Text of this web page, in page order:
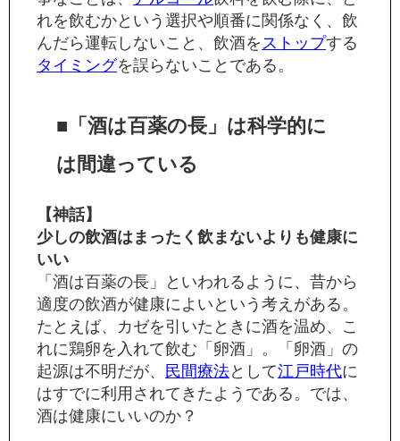
れを飲むかという選択や順番に関係なく、飲
んだら運転しないこと、飲酒をストップする
タイミングを誤らないことである。
■「酒は百薬の長」は科学的に
は間違っている
【神話】
少しの飲酒はまったく飲まないよりも健康に
いい
「酒は百薬の長」といわれるように、昔から
適度の飲酒が健康によいという考えがある。
たとえば、カゼを引いたときに酒を温め、こ
れに鶏卵を入れて飲む「卵酒」。「卵酒」の
起源は不明だが、 民間療法として江戸時代に
はすでに利用されてきたようである。では、
酒は健康にいいのか？